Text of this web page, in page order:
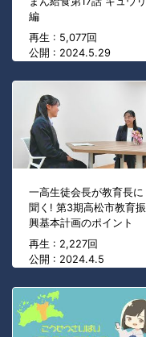
編
再生 : 5,077回
公開 : 2024.5.29
一高生徒会長が教育長に
聞く! 第3期高松市教育振
興基本計画のポイント
再生 : 2,227回
公開 : 2024.4.5